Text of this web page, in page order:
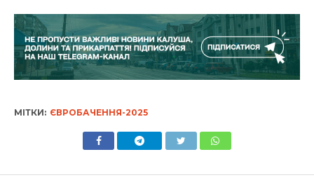
МІТКИ: ЄВРОБАЧЕННЯ-2025